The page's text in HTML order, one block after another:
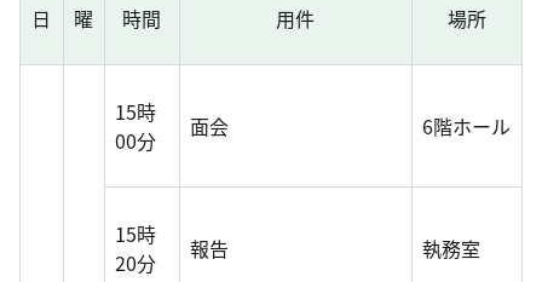
日 曜 時間 用件 場所
15時
00分
面会 6階ホール
15時
20分
報告 執務室